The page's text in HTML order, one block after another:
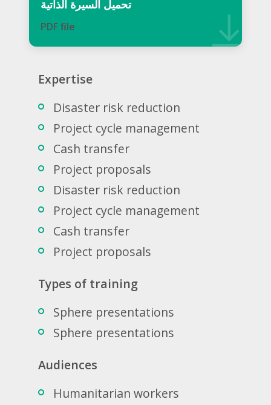
تحميل السيرة الذاتية
PDF ﬁle
Expertise
Disaster risk reduction
Project cycle management
Cash transfer
Project proposals
Disaster risk reduction
Project cycle management
Cash transfer
Project proposals
Types of training
Sphere presentations
Sphere presentations
Audiences
Humanitarian workers